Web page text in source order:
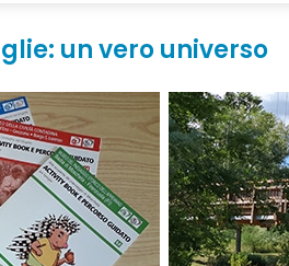
un vero universo